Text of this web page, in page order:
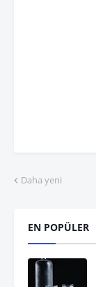
Daha yeni
EN POPÜLER